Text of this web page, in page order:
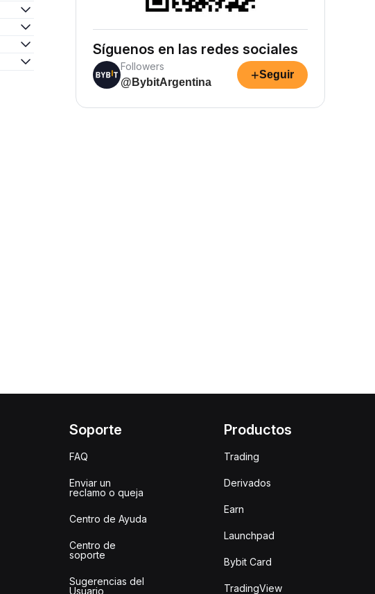
Síguenos en las redes sociales
Followers
@BybitArgentina
+Seguir
Soporte
FAQ
Enviar un
reclamo o queja
Centro de Ayuda
Centro de
soporte
Sugerencias del
Usuario
Productos
Trading
Derivados
Earn
Launchpad
Bybit Card
TradingView